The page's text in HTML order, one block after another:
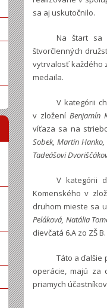
sa aj uskutočnilo.
Na štart sa
štvorčlenných
vytrvalosť každého
medaila.
V kategórii
v zložení Benjamín
víťaza sa na
Sobek, Martin
Tadeášovi
V kategórii
Komenského v
druhom mieste sa
Peláková, Natália
dievčatá 6.A zo ZŠ
Táto a ďalšie
operácie, majú za
priamych